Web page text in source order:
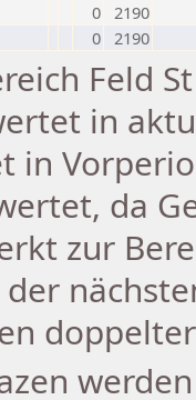
0 2190
0 2190
Feld
in
in
da
zur